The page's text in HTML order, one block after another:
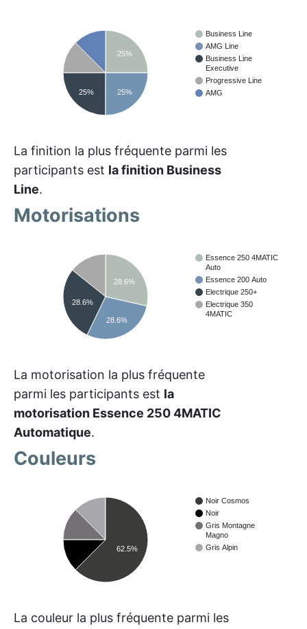
Business Line
AMG Line
Business Line
Executive
Progressive Line
AMG
25%
25% 25%
La finition la plus fréquente parmi les
participants est la finition Business
Line.
Motorisations
Essence 250 4MATIC
Auto
Essence 200 Auto
Electrique 250+
Electrique 350
4MATIC
28.6%
28.6%
28.6%
La motorisation la plus fréquente
parmi les participants est la
motorisation Essence 250 4MATIC
Automatique.
Couleurs
Noir Cosmos
Noir
Gris Montagne
Magno
Gris Alpin
62.5%
La couleur la plus fréquente parmi les